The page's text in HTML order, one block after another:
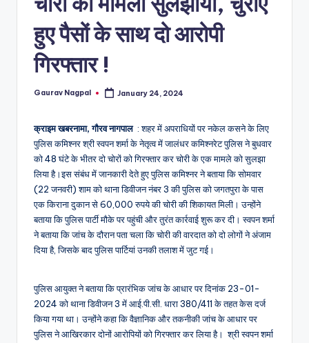
m
हुए पैसों के साथ दो आरोपी
गिरफ्तार !
Posted
Gaurav Nagpal January 24, 2024
क्राइम खबरनामा, गौरव नागपाल : शहर में अपराधियों पर नकेल कसने के लिए
पुलिस कमिश्नर श्री स्वपन शर्मा के नेतृत्व में जालंधर कमिश्नरेट पुलिस ने बुधवार
को 48 घंटे के भीतर दो चोरों को गिरफ्तार कर चोरी के एक मामले को सुलझा
लिया है।इस संबंध में जानकारी देते हुए पुलिस कमिश्नर ने बताया कि सोमवार
(22 जनवरी) शाम को थाना डिवीजन नंबर 3 की पुलिस को जगतपुरा के पास
एक किराना दुकान से 60,000 रुपये की चोरी की शिकायत मिली। उन्होंने
बताया कि पुलिस पार्टी मौके पर पहुंची और तुरंत कार्रवाई शुरू कर दी। स्वपन शर्मा
ने बताया कि जांच के दौरान पता चला कि चोरी की वारदात को दो लोगों ने अंजाम
दिया है, जिसके बाद पुलिस पार्टियां उनकी तलाश में जुट गई।
पुलिस आयुक्त ने बताया कि प्रारंभिक जांच के आधार पर दिनांक 23-01-
2024 को थाना डिवीजन 3 में आई.पी.सी. धारा 380/411 के तहत केस दर्ज
किया गया था। उन्होंने कहा कि वैज्ञानिक और तकनीकी जांच के आधार पर
पुलिस ने आखिरकार दोनों आरोपियों को गिरफ्तार कर लिया है। श्री स्वपन शर्मा